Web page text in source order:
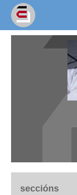
seccións